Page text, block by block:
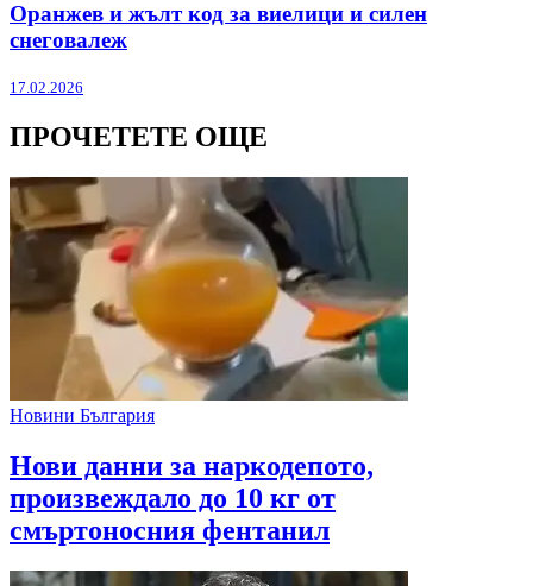
Оранжев и жълт код за виелици и силен
снеговалеж
17.02.2026
ПРОЧЕТЕТЕ ОЩЕ
Новини България
Нови данни за наркодепото,
произвеждало до 10 кг от
смъртоносния фентанил